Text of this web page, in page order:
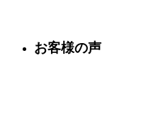
お客様の声